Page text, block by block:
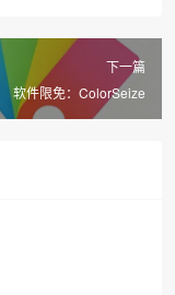
下一篇
软件限免：ColorSeize